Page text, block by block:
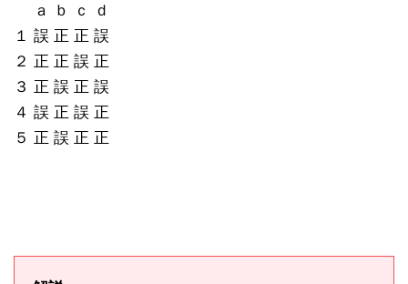
ａ ｂ ｃ ｄ
１ 誤 正 正 誤
２ 正 正 誤 正
３ 正 誤 正 誤
４ 誤 正 誤 正
５ 正 誤 正 正